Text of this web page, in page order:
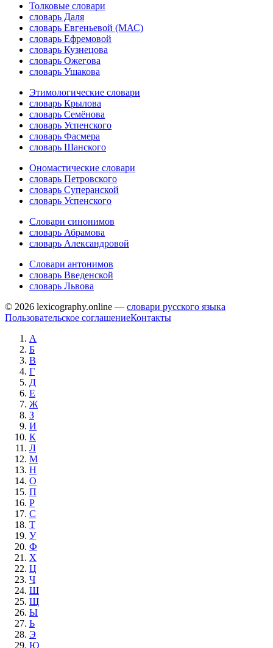
Толковые словари
словарь Даля
словарь Евгеньевой (МАС)
словарь Ефремовой
словарь Кузнецова
словарь Ожегова
словарь Ушакова
Этимологические словари
словарь Крылова
словарь Семёнова
словарь Успенского
словарь Фасмера
словарь Шанского
Ономастические словари
словарь Петровского
словарь Суперанской
словарь Успенского
Словари синонимов
словарь Абрамова
словарь Александровой
Словари антонимов
словарь Введенской
словарь Львова
© 2026 lexicography.online — словари русского языка
Пользовательское соглашениеКонтакты
А
Б
В
Г
Д
Е
Ж
З
И
К
Л
М
Н
О
П
Р
С
Т
У
Ф
Х
Ц
Ч
Ш
Щ
Ы
Ь
Э
Ю